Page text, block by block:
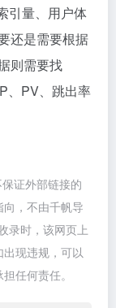
引量、用户体
还是需要根据
则需要找
、PV、跳出率
证外部链接的
，不由千帆导
录时，该网页上
现违规，可以
任何责任。